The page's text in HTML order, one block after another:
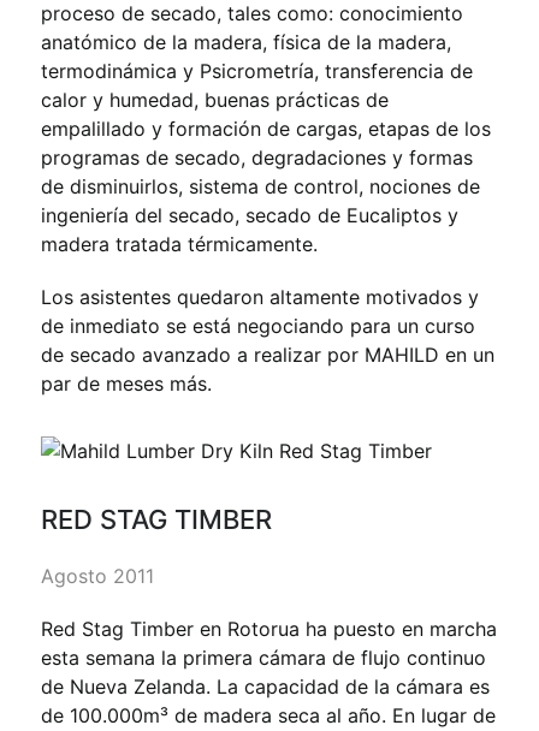
proceso de secado, tales como: conocimiento
anatómico de la madera, física de la madera,
termodinámica y Psicrometría, transferencia de
calor y humedad, buenas prácticas de
empalillado y formación de cargas, etapas de los
programas de secado, degradaciones y formas
de disminuirlos, sistema de control, nociones de
ingeniería del secado, secado de Eucaliptos y
madera tratada térmicamente.
Los asistentes quedaron altamente motivados y
de inmediato se está negociando para un curso
de secado avanzado a realizar por MAHILD en un
par de meses más.
RED STAG TIMBER
Agosto 2011
Red Stag Timber en Rotorua ha puesto en marcha
esta semana la primera cámara de flujo continuo
de Nueva Zelanda. La capacidad de la cámara es
de 100.000m³ de madera seca al año. En lugar de